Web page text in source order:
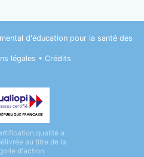
d'éducation pour la santé des
légales • Crédits
Qualiopi
qualité a
au titre de la
d'action